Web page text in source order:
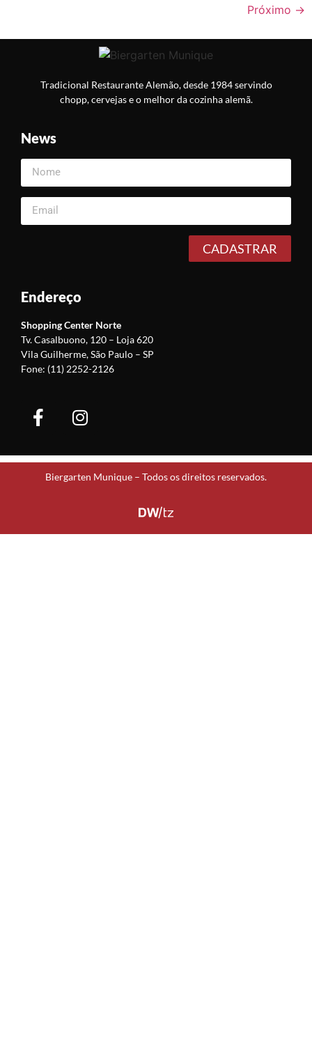
Próximo →
Tradicional Restaurante Alemão, desde 1984 servindo
chopp, cervejas e o melhor da cozinha alemã.
News
CADASTRAR
Endereço
Shopping Center Norte
Tv. Casalbuono, 120 – Loja 620
Vila Guilherme, São Paulo – SP
Fone: (11) 2252-2126
Biergarten Munique – Todos os direitos reservados.